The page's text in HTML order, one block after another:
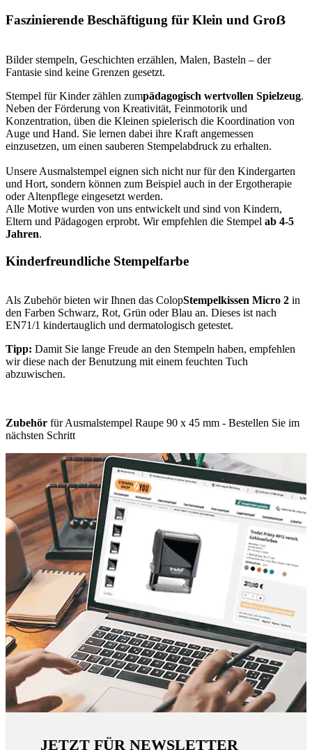
Faszinierende Beschäftigung für Klein und Groẞ
Bilder stempeln, Geschichten erzählen, Malen, Basteln – der
Fantasie sind keine Grenzen gesetzt.
Stempel für Kinder zählen zumpädagogisch wertvollen Spielzeug.
Neben der Förderung von Kreativität, Feinmotorik und
Konzentration, üben die Kleinen spielerisch die Koordination von
Auge und Hand. Sie lernen dabei ihre Kraft angemessen
einzusetzen, um einen sauberen Stempelabdruck zu erhalten.
Unsere Ausmalstempel eignen sich nicht nur für den Kindergarten
und Hort, sondern können zum Beispiel auch in der Ergotherapie
oder Altenpflege eingesetzt werden.
Alle Motive wurden von uns entwickelt und sind von Kindern,
Eltern und Pädagogen erprobt. Wir empfehlen die Stempel ab 4-5
Jahren.
Kinderfreundliche Stempelfarbe
Als Zubehör bieten wir Ihnen das ColopStempelkissen Micro 2 in
den Farben Schwarz, Rot, Grün oder Blau an. Dieses ist nach
EN71/1 kindertauglich und dermatologisch getestet.
Tipp: Damit Sie lange Freude an den Stempeln haben, empfehlen
wir diese nach der Benutzung mit einem feuchten Tuch
abzuwischen.
Zubehör für Ausmalstempel Raupe 90 x 45 mm - Bestellen Sie im
nächsten Schritt
JETZT FÜR NEWSLETTER